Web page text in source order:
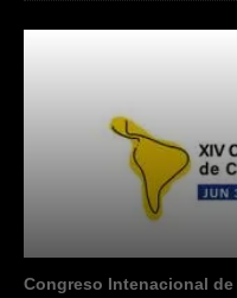
Congreso Intenacional